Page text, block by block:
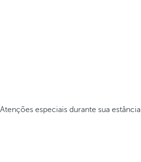
Atenções especiais durante sua estância